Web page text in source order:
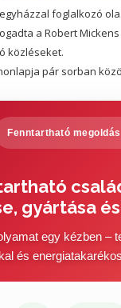
foglalkozó
a Robert
közléseket.
pár sorban
Fenntartható
gyártása
egy kézben –
és